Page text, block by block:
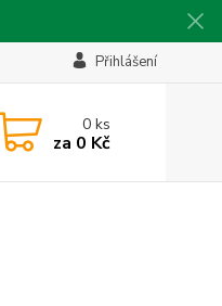
Přihlášení
0ks
za 0 Kč